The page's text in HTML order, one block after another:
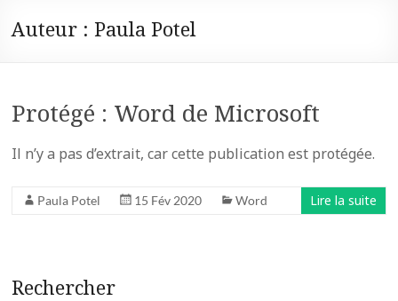
Auteur : Paula Potel
Protégé : Word de Microsoft
Il n’y a pas d’extrait, car cette publication est protégée.
Paula Potel 15 Fév 2020 Word Lire la suite
Rechercher